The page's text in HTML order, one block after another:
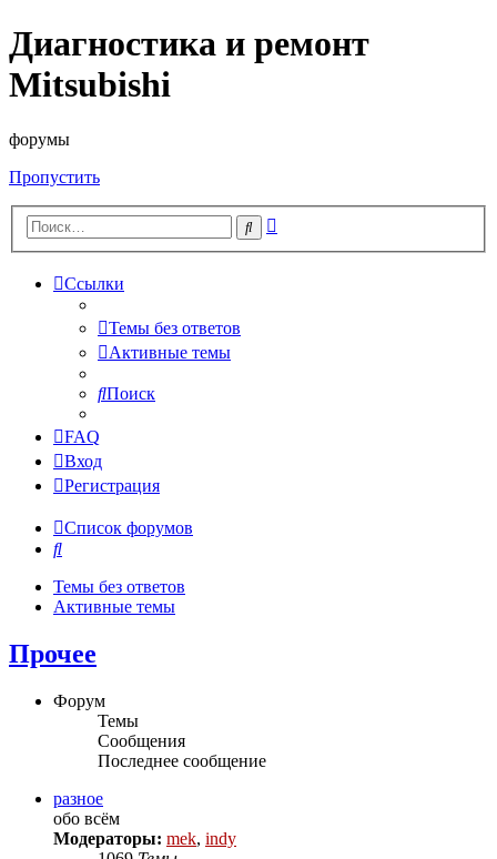
Диагностика и ремонт
Mitsubishi
форумы
Пропустить
Поиск
Ссылки
Темы без ответов
Активные темы
Поиск
FAQ
Вход
Регистрация
Список форумов
Поиск
Темы без ответов
Активные темы
Прочее
Форум
Темы
Сообщения
Последнее сообщение
разное
обо всём
Модераторы: mek, indy